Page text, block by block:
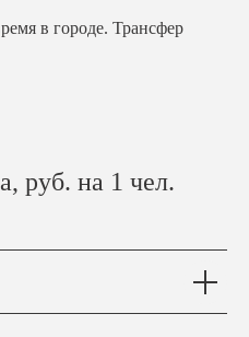
в городе. Трансфер
руб. на 1 чел.